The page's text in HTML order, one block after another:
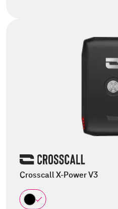
Crosscall X-Power V3